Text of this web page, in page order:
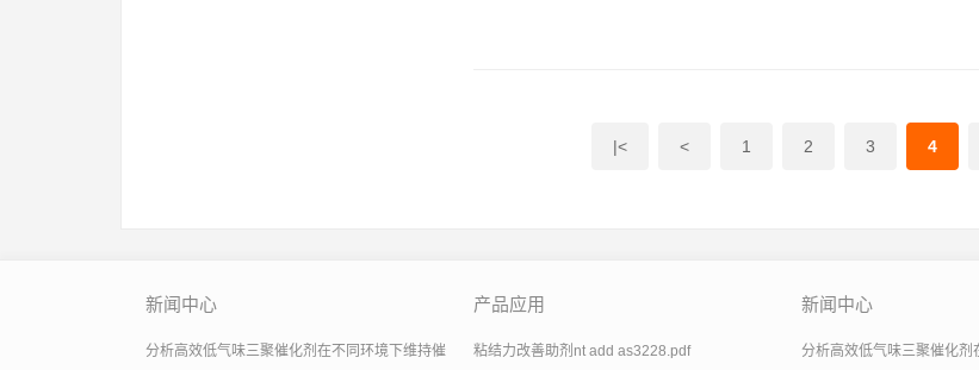
|< < 1 2 3 4
新闻中心
分析高效低气味三聚催化剂在不同环境下维持催
产品应用
粘结力改善助剂nt add as3228.pdf
新闻中心
分析高效低气味三聚催化剂